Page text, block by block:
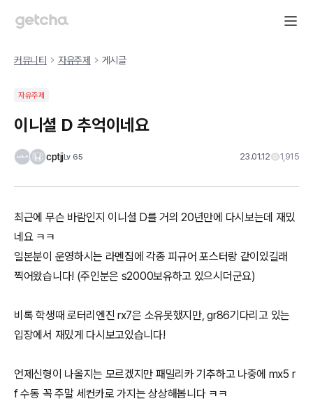
커뮤니티 자유주제 게시글
자유주제
이니셜 D 추억이네요
cptjjLv65 23.01.12 1,915
최근에 무슨 바람인지 이니셜 D를 거의 20년만에 다시보는데 재밌
네요 ㅋㅋ
일본분이 운영하시는 라멘집에 각종 피규어 포스터랑 같이있길래
찍어왔습니다! (주인분은 s2000보유하고 있으시더군요)
비록 학생때 로터리엔진 rx7은 소유못했지만, gr86기다리고 있는
입장에서 재밌게 다시보고있습니다!
언제신형이 나올지는 모르겠지만 패밀리카 기추하고 나중에 mx5 r
f 수동 꼭 주말 세컨카로 가지는 상상해봅니다 ㅋㅋ